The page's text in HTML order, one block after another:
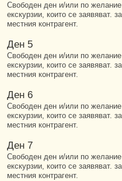
Свободен ден и/или по
екскурзии, които се заявяват.
местния контрагент.
Ден 5
Свободен ден и/или по
екскурзии, които се заявяват.
местния контрагент.
Ден 6
Свободен ден и/или по
екскурзии, които се заявяват.
местния контрагент.
Ден 7
Свободен ден и/или по
екскурзии, които се заявяват.
местния контрагент.